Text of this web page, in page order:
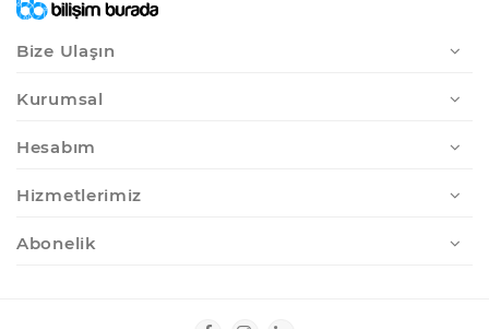
Bize Ulaşın
Kurumsal
Hesabım
Hizmetlerimiz
Abonelik